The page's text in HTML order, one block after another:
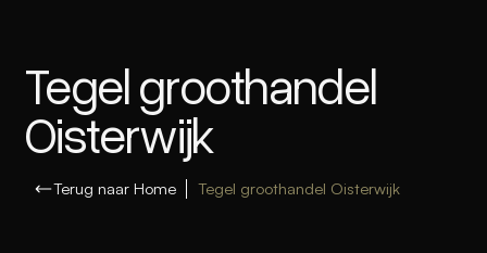
Tegel groothandel
Oisterwijk
Terug naar Home Tegel groothandel Oisterwijk